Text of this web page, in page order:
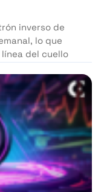
inverso de
lo que
del cuello